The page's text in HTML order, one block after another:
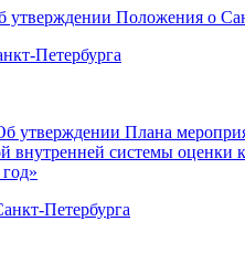
Положения о
Петербурга
Плана
системы оценки
Петербурга